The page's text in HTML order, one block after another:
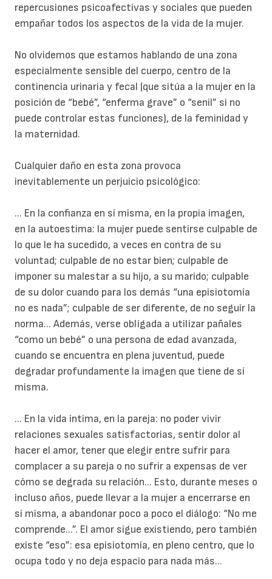
repercusiones psicoafectivas y sociales que pueden
empañar todos los aspectos de la vida de la mujer.
No olvidemos que estamos hablando de una zona
especialmente sensible del cuerpo, centro de la
continencia urinaria y fecal (que sitúa a la mujer en la
posición de “bebé”, “enferma grave” o “senil” si no
puede controlar estas funciones), de la feminidad y
la maternidad.
Cualquier daño en esta zona provoca
inevitablemente un perjuicio psicológico:
... En la confianza en sí misma, en la propia imagen,
en la autoestima: la mujer puede sentirse culpable de
lo que le ha sucedido, a veces en contra de su
voluntad; culpable de no estar bien; culpable de
imponer su malestar a su hijo, a su marido; culpable
de su dolor cuando para los demás “una episiotomía
no es nada”; culpable de ser diferente, de no seguir la
norma... Además, verse obligada a utilizar pañales
“como un bebé” o una persona de edad avanzada,
cuando se encuentra en plena juventud, puede
degradar profundamente la imagen que tiene de sí
misma.
... En la vida íntima, en la pareja: no poder vivir
relaciones sexuales satisfactorias, sentir dolor al
hacer el amor, tener que elegir entre sufrir para
complacer a su pareja o no sufrir a expensas de ver
cómo se degrada su relación... Esto, durante meses o
incluso años, puede llevar a la mujer a encerrarse en
sí misma, a abandonar poco a poco el diálogo: “No me
comprende...”. El amor sigue existiendo, pero también
existe “eso”: esa episiotomía, en pleno centro, que lo
ocupa todo y no deja espacio para nada más...